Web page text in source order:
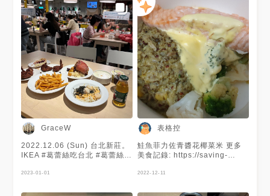
GraceW
2022.12.06 (Sun) 台北新莊。
IKEA #葛蕾絲吃台北 #葛蕾絲
變這麼高？ 是我太久沒吃了
2023-01-01
表格控
鮭魚菲力佐青醬花椰菜米 更多
美食記錄: https://saving-
2022-12-11